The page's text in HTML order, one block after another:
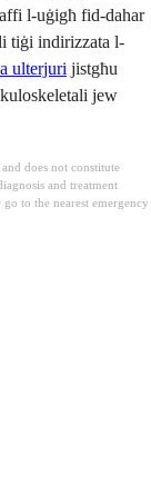
l-uġigħ fid-dahar
tiġi indirizzata l-
ulterjuri jistgħu
jew
does not constitute
and treatment
to the nearest emergency